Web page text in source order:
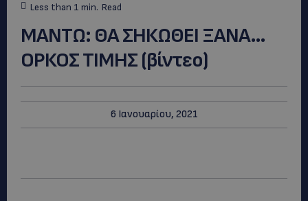
Less than 1 min. Read
ΜΑΝΤΩ: ΘΑ ΣΗΚΩΘΕΙ ΞΑΝΑ…
ΟΡΚΟΣ ΤΙΜΗΣ (βίντεο)
6 Ιανουαρίου, 2021